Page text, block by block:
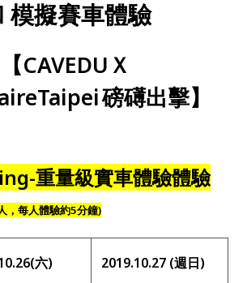
模擬賽車體驗
【CAVEDU Ｘ
磅礡出擊】
重量級實車體驗體驗
，每人體驗約5分鐘)
六) 2019.10.27 (週日)